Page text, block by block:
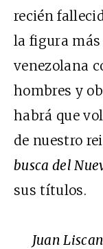
recién
la figura
venezolana
hombres y
habrá que
de nuestro
busca del
sus títulos.
Juan